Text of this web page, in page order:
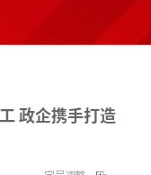
政企携手打造